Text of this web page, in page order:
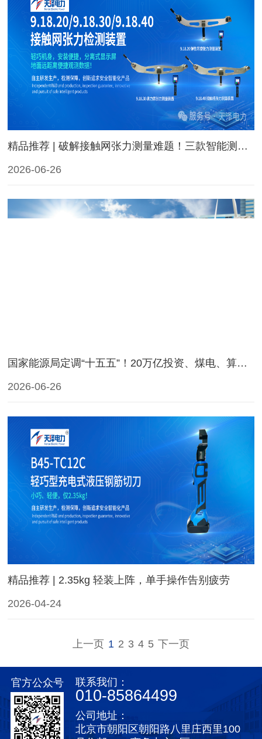
精品推荐 | 破解接触网张力测量难题！三款智能测量装置实现地面60米安全观测！
2026-06-26
国家能源局定调“十五五”！20万亿投资、煤电、算电协同等规划解读！
2026-06-26
精品推荐 | 2.35kg 轻装上阵，单手操作告别疲劳
2026-04-24
上一页 1 2 3 4 5 下一页
官方公众号 联系我们：
010-85864499
公司地址：
北京市朝阳区朝阳路八里庄西里100